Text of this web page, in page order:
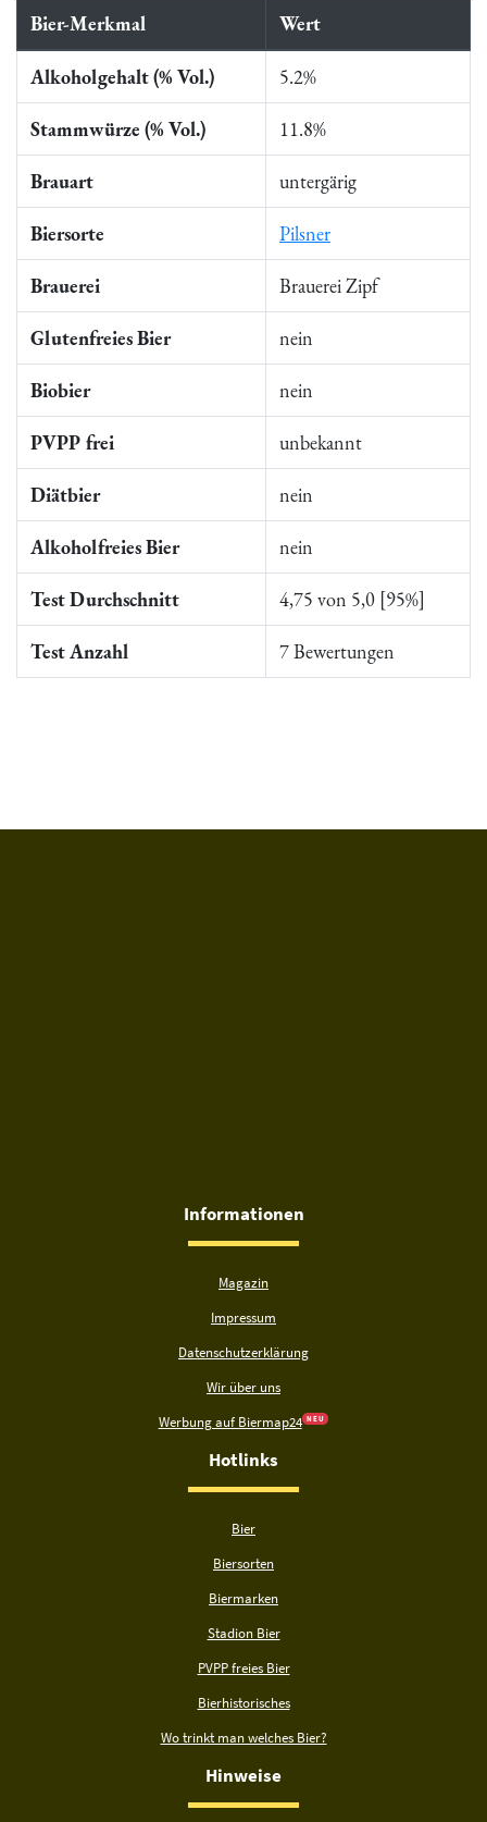
Bier-Merkmal Wert
Alkoholgehalt (% Vol.) 5.2%
Stammwürze (% Vol.) 11.8%
Brauart untergärig
Biersorte Pilsner
Brauerei Brauerei Zipf
Glutenfreies Bier nein
Biobier nein
PVPP frei unbekannt
Diätbier nein
Alkoholfreies Bier nein
Test Durchschnitt 4,75 von 5,0 [95%]
Test Anzahl 7 Bewertungen
Informationen
Magazin
Impressum
Datenschutzerklärung
Wir über uns
Werbung auf Biermap24 N E U
Hotlinks
Bier
Biersorten
Biermarken
Stadion Bier
PVPP freies Bier
Bierhistorisches
Wo trinkt man welches Bier?
Hinweise